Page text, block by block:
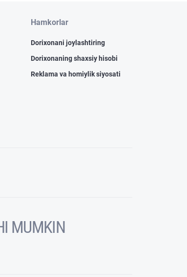
Hamkorlar
Dorixonani joylashtiring
Dorixonaning shaxsiy hisobi
Reklama va homiylik siyosati
MUMKIN